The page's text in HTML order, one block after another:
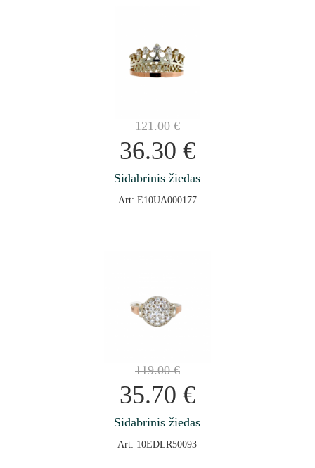
121.00€
36.30 €
Sidabrinis žiedas
Art: E10UA000177
119.00€
35.70 €
Sidabrinis žiedas
Art: 10EDLR50093